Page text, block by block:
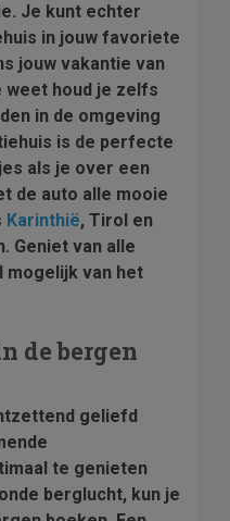
Je kunt echter
in jouw favoriete
jouw vakantie van
weet houd je zelfs
in de omgeving
is de perfecte
als je over een
de auto alle mooie
Karinthië, Tirol en
Geniet van alle
mogelijk van het
de bergen
geliefd
te genieten
berglucht, kun je